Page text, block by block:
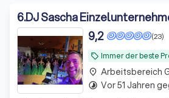
6.DJ Sascha
local_offer Immer der beste
(23)
9,2
place Arbeitsbereich
timelapse Vor 51 Jahren